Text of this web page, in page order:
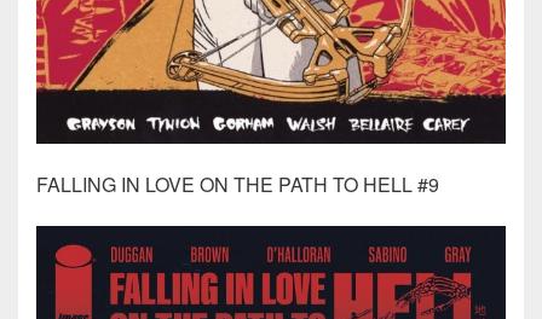
FALLING IN LOVE ON THE PATH TO HELL #9